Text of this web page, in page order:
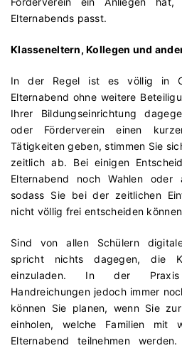
Elternabends passt.
Klasseneltern, Kollegen und
In der Regel ist es völlig in
Elternabend ohne weitere
Ihrer Bildungseinrichtung
oder Förderverein einen
Tätigkeiten geben, stimmen Sie
zeitlich ab. Bei einigen
Elternabend noch Wahlen oder
sodass Sie bei der zeitlichen
nicht völlig frei entscheiden
Sind von allen Schülern
spricht nichts dagegen, die
einzuladen. In der Praxis
Handreichungen jedoch immer
können Sie planen, wenn Sie
einholen, welche Familien mit
Elternabend teilnehmen